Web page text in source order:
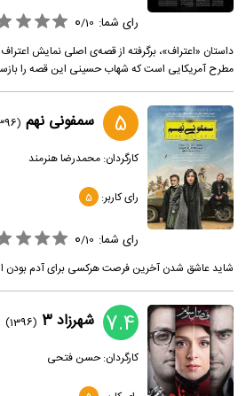
رای شما: 0/10
داستان «اعتراف»، برگرفته از قصه‌ی اصلی نمایش اعتراف
مطرح آمریکایی است که شهاب حسینی این قصه را
5 سمفونی نهم (1396)
کارگردان:محمدرضا هنرمند
رای کاربر: 5
رای شما: 0/10
شاید عاشق شدن آخرین فرصت هرکسی برای آدم بودن
7.4 شهرزاد 3
(1396)
کارگردان:حسن فتحی